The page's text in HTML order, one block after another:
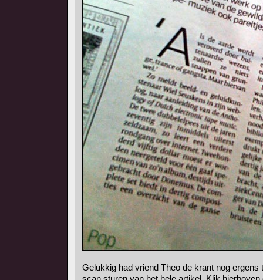
Gelukkig had vriend Theo de krant nog ergens